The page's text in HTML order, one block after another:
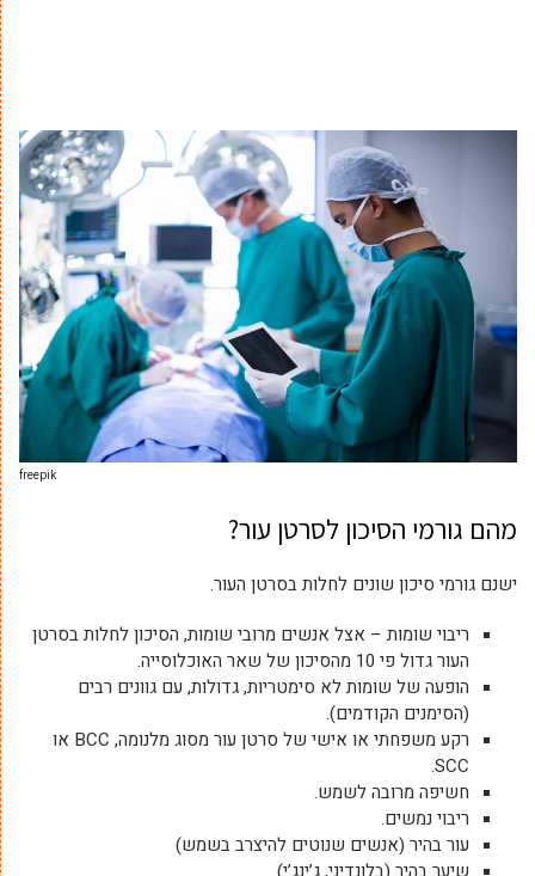
freepik
מהם גורמי הסיכון לסרטן עור?
ישנם גורמי סיכון שונים לחלות בסרטן העור.
ריבוי שומות – אצל אנשים מרובי שומות, הסיכון לחלות בסרטן
העור גדול פי 10 מהסיכון של שאר האוכלוסייה.
הופעה של שומות לא סימטריות, גדולות, עם גוונים רבים
(הסימנים הקודמים).
רקע משפחתי או אישי של סרטן עור מסוג מלנומה, BCC או
SCC.
חשיפה מרובה לשמש.
ריבוי נמשים.
עור בהיר (אנשים שנוטים להיצרב בשמש)